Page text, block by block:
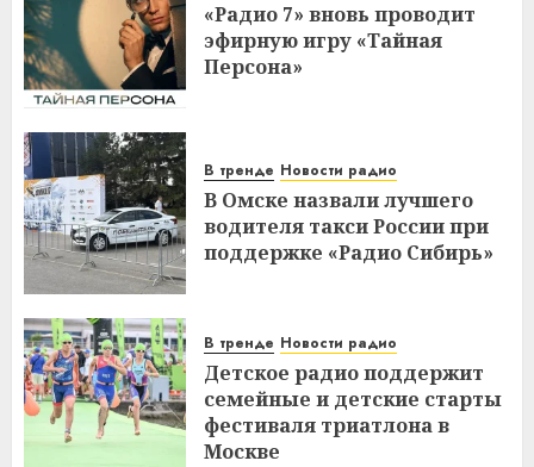
«Радио 7» вновь проводит
эфирную игру «Тайная
Персона»
В тренде Новости радио
В Омске назвали лучшего
водителя такси России при
поддержке «Радио Сибирь»
В тренде Новости радио
Детское радио поддержит
семейные и детские старты
фестиваля триатлона в
Москве